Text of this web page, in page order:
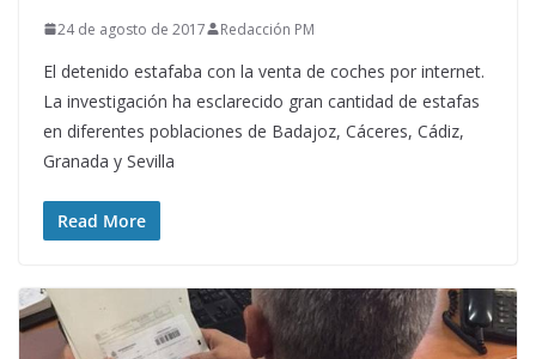
24 de agosto de 2017 Redacción PM
El detenido estafaba con la venta de coches por internet.
La investigación ha esclarecido gran cantidad de estafas
en diferentes poblaciones de Badajoz, Cáceres, Cádiz,
Granada y Sevilla
Read More